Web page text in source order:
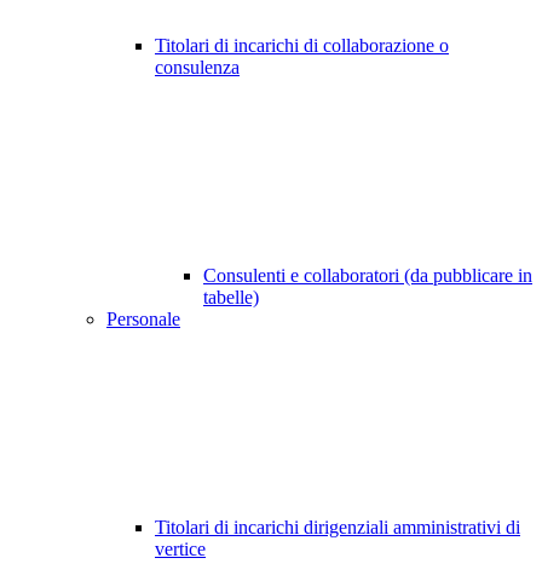
Titolari di incarichi di collaborazione o
consulenza
Consulenti e collaboratori (da pubblicare in
tabelle)
Personale
Titolari di incarichi dirigenziali amministrativi di
vertice